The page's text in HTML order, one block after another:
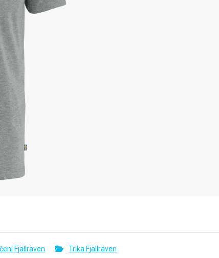
Fjällräven Trika Fjällräven